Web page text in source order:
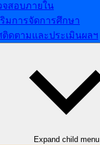
จสอบภายใน
มการจัดการศึกษา
ดตามและประเมินผลฯ
Expand child menu